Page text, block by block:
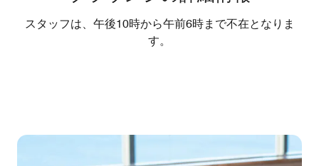
スタッフは、午後10時から午前6時まで不在となりま
す。